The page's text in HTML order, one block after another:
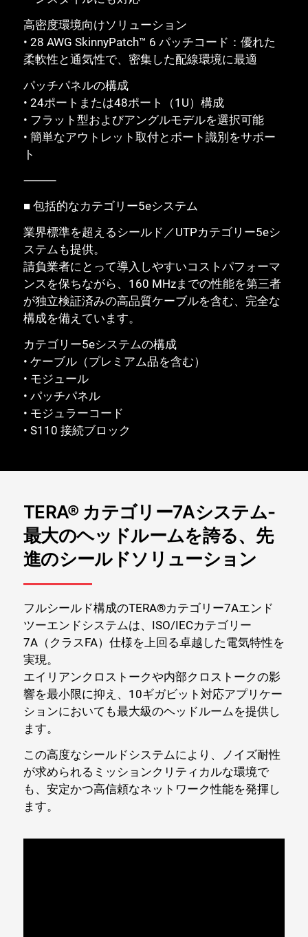
高密度環境向けソリューション
• 28 AWG SkinnyPatch™ 6 パッチコード：優れた
柔軟性と通気性で、密集した配線環境に最適
パッチパネルの構成
• 24ポートまたは48ポート（1U）構成
• フラット型およびアングルモデルを選択可能
• 簡単なアウトレット取付とポート識別をサポー
ト
⸻
■ 包括的なカテゴリー5eシステム
業界標準を超えるシールド／UTPカテゴリー5eシ
ステムも提供。
請負業者にとって導入しやすいコストパフォーマ
ンスを保ちながら、160 MHzまでの性能を第三者
が独立検証済みの高品質ケーブルを含む、完全な
構成を備えています。
カテゴリー5eシステムの構成
• ケーブル（プレミアム品を含む）
• モジュール
• パッチパネル
• モジュラーコード
• S110 接続ブロック
TERA® カテゴリー7Aシステム-
最大のヘッドルームを誇る、先
進のシールドソリューション
フルシールド構成のTERA®カテゴリー7Aエンド
ツーエンドシステムは、ISO/IECカテゴリー
7A（クラスFA）仕様を上回る卓越した電気特性を
実現。
エイリアンクロストークや内部クロストークの影
響を最小限に抑え、10ギガビット対応アプリケー
ションにおいても最大級のヘッドルームを提供し
ます。
この高度なシールドシステムにより、ノイズ耐性
が求められるミッションクリティカルな環境で
も、安定かつ高信頼なネットワーク性能を発揮し
ます。